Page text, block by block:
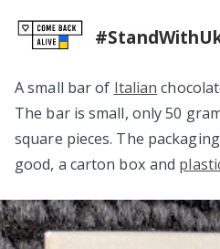
A small bar of Italian
The bar is small, only 50
square pieces. The
good, a carton box and